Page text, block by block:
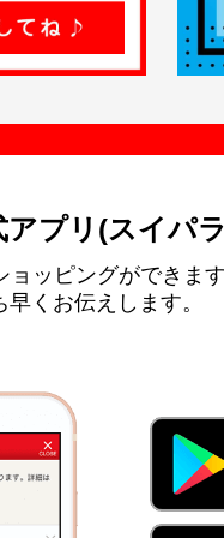
プリ(スイパ
ョッピングができま
くお伝えします。